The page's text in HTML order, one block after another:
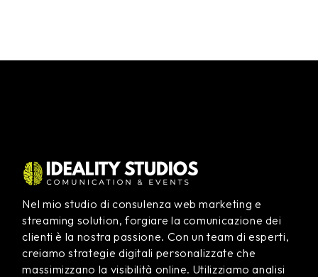
Nel mio studio di consulenza web marketing e
streaming solution, forgiare la comunicazione dei
clienti è la nostra passione. Con un team di esperti,
creiamo strategie digitali personalizzate che
massimizzano la visibilità online. Utilizziamo analisi